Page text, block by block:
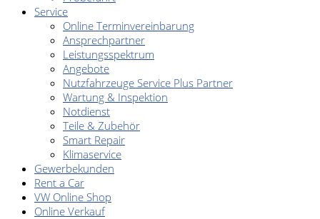
Service
Online Terminvereinbarung
Ansprechpartner
Leistungsspektrum
Angebote
Nutzfahrzeuge Service Plus Partner
Wartung & Inspektion
Notdienst
Teile & Zubehör
Smart Repair
Klimaservice
Gewerbekunden
Rent a Car
VW Online Shop
Online Verkauf